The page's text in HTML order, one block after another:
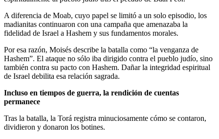
A diferencia de Moab, cuyo papel se limitó a un solo episodio, los
madianitas continuaron con una campaña que amenazaba la
fidelidad de Israel a Hashem y sus fundamentos morales.
Por esa razón, Moisés describe la batalla como “la venganza de
Hashem”. El ataque no sólo iba dirigido contra el pueblo judío, sino
también contra su pacto con Hashem. Dañar la integridad espiritual
de Israel debilita esa relación sagrada.
Incluso en tiempos de guerra, la rendición de cuentas
permanece
Tras la batalla, la Torá registra minuciosamente cómo se contaron,
dividieron y donaron los botines.